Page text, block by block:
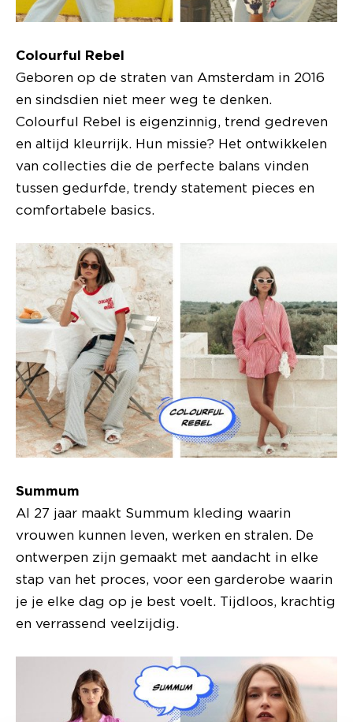
Colourful Rebel
Geboren op de straten van Amsterdam in 2016
en sindsdien niet meer weg te denken.
Colourful Rebel is eigenzinnig, trend gedreven
en altijd kleurrijk. Hun missie? Het ontwikkelen
van collecties die de perfecte balans vinden
tussen gedurfde, trendy statement pieces en
comfortabele basics.
Summum
Al 27 jaar maakt Summum kleding waarin
vrouwen kunnen leven, werken en stralen. De
ontwerpen zijn gemaakt met aandacht in elke
stap van het proces, voor een garderobe waarin
je je elke dag op je best voelt. Tijdloos, krachtig
en verrassend veelzijdig.